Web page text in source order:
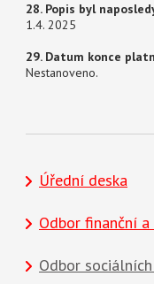
28. Popis byl
1.4. 2025
29. Datum konce
Nestanoveno.
Úřední deska
Odbor finanční
Odbor